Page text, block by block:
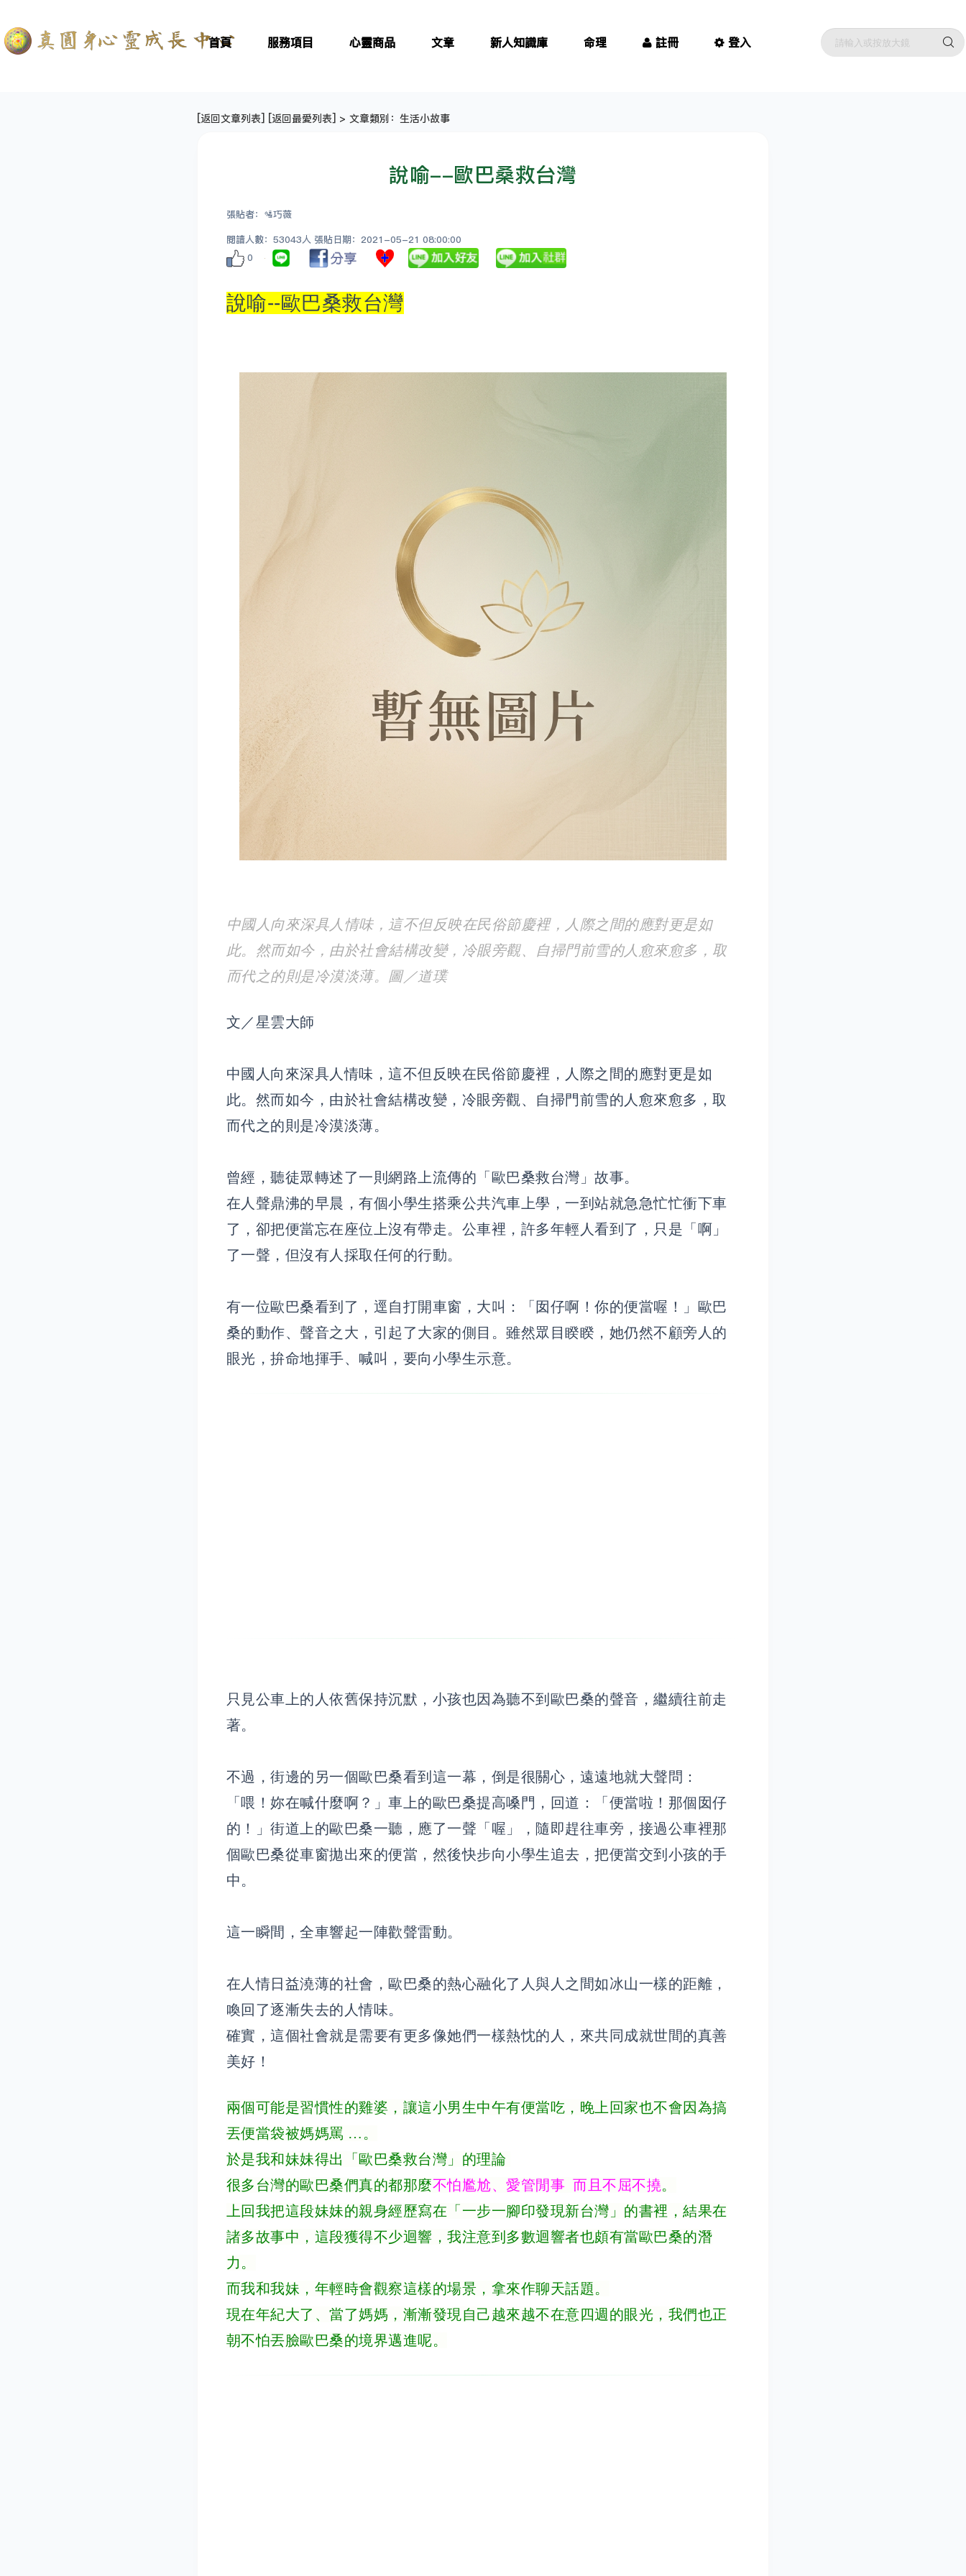
首頁 服務項目 心靈商品 文章 新人知識庫 命理 註冊 登入
[返回文章列表] [返回最愛列表] > 文章類別：生活小故事
說喻--歐巴桑救台灣
張貼者：🛂巧薇
閱讀人數：53043人 張貼日期：2021-05-21 08:00:00
0
說喻--歐巴桑救台灣
中國人向來深具人情味，這不但反映在民俗節慶裡，人際之間的應對更是如
此。然而如今，由於社會結構改變，冷眼旁觀、自掃門前雪的人愈來愈多，取
而代之的則是冷漠淡薄。圖／道璞
文／星雲大師
中國人向來深具人情味，這不但反映在民俗節慶裡，人際之間的應對更是如
此。然而如今，由於社會結構改變，冷眼旁觀、自掃門前雪的人愈來愈多，取
而代之的則是冷漠淡薄。
曾經，聽徒眾轉述了一則網路上流傳的「歐巴桑救台灣」故事。
在人聲鼎沸的早晨，有個小學生搭乘公共汽車上學，一到站就急急忙忙衝下車
了，卻把便當忘在座位上沒有帶走。公車裡，許多年輕人看到了，只是「啊」
了一聲，但沒有人採取任何的行動。
有一位歐巴桑看到了，逕自打開車窗，大叫：「囡仔啊！你的便當喔！」歐巴
桑的動作、聲音之大，引起了大家的側目。雖然眾目睽睽，她仍然不顧旁人的
眼光，拚命地揮手、喊叫，要向小學生示意。
只見公車上的人依舊保持沉默，小孩也因為聽不到歐巴桑的聲音，繼續往前走
著。
不過，街邊的另一個歐巴桑看到這一幕，倒是很關心，遠遠地就大聲問：
「喂！妳在喊什麼啊？」車上的歐巴桑提高嗓門，回道：「便當啦！那個囡仔
的！」街道上的歐巴桑一聽，應了一聲「喔」，隨即趕往車旁，接過公車裡那
個歐巴桑從車窗拋出來的便當，然後快步向小學生追去，把便當交到小孩的手
中。
這一瞬間，全車響起一陣歡聲雷動。
在人情日益澆薄的社會，歐巴桑的熱心融化了人與人之間如冰山一樣的距離，
喚回了逐漸失去的人情味。
確實，這個社會就是需要有更多像她們一樣熱忱的人，來共同成就世間的真善
美好！
兩個可能是習慣性的雞婆，讓這小男生中午有便當吃，晚上回家也不會因為搞
丟便當袋被媽媽罵 … 。
於是我和妹妹得出「歐巴桑救台灣」的理論
很多台灣的歐巴桑們真的都那麼不怕尷尬、愛管閒事 而且不屈不撓。
上回我把這段妹妹的親身經歷寫在「一步一腳印發現新台灣」的書裡，結果在
諸多故事中，這段獲得不少迴響，我注意到多數迴響者也頗有當歐巴桑的潛
力。
而我和我妹，年輕時會觀察這樣的場景，拿來作聊天話題。
現在年紀大了、當了媽媽，漸漸發現自己越來越不在意四週的眼光，我們也正
朝不怕丟臉歐巴桑的境界邁進呢。